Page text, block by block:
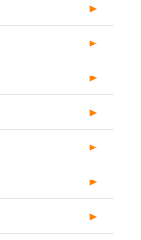
►
►
►
►
►
►
►